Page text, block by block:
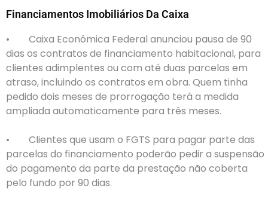
Financiamentos Imobiliários Da Caixa
• Caixa Econômica Federal anunciou pausa de 90
dias os contratos de financiamento habitacional, para
clientes adimplentes ou com até duas parcelas em
atraso, incluindo os contratos em obra. Quem tinha
pedido dois meses de prorrogação terá a medida
ampliada automaticamente para três meses.
• Clientes que usam o FGTS para pagar parte das
parcelas do financiamento poderão pedir a suspensão
do pagamento da parte da prestação não coberta
pelo fundo por 90 dias.